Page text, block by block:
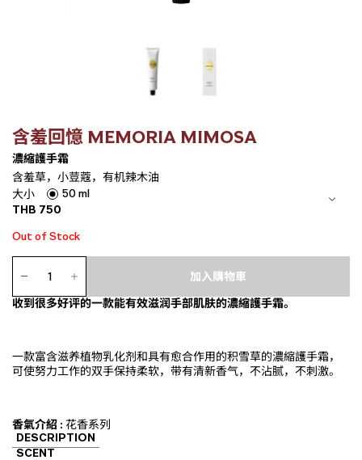
含羞回憶 MEMORIA MIMOSA
濃縮護手霜
含羞草，小荳蔻，有机辣木油
大小
50 ml
THB 750
Out of Stock
濃
縮
手
加入購物車
收到很多好评的一款能有效滋润手部肌肤的濃縮護手霜。
一款富含滋养植物乳化剂和具有愈合作用的积雪草的濃縮護手霜，
可使努力工作的双手保持柔软，带有清新香气，不沾腻，不刺激。
香氣介紹 :花香系列
DESCRIPTION
SCENT